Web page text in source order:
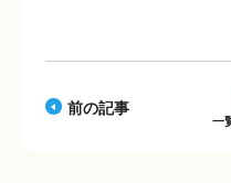
前の記事
一